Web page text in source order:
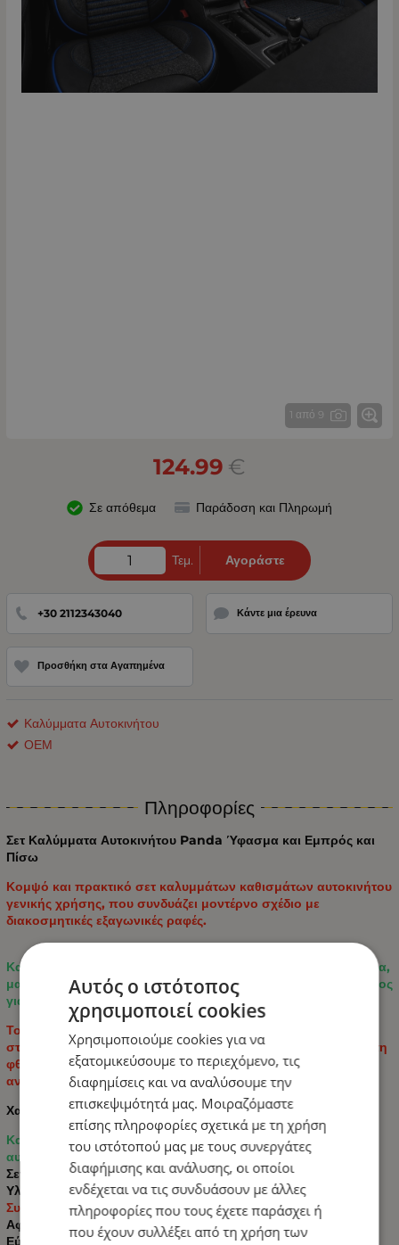
1 από 9
124.99 €
Σε απόθεμα Παράδοση και Πληρωμή
Τεμ. Αγοράστε
+30 2112343040 Κάντε μια έρευνα
Προσθήκη στα Αγαπημένα
Καλύμματα Αυτοκινήτου
ΟΕΜ
Πληροφορίες
Σετ Καλύμματα Αυτοκινήτου Panda Ύφασμα και Εμπρός και
Πίσω
Κομψό και πρακτικό σετ καλυμμάτων καθισμάτων αυτοκινήτου
γενικής χρήσης, που συνδυάζει μοντέρνο σχέδιο με
διακοσμητικές εξαγωνικές ραφές.
Κατασκευασμένο από συνδυασμό υψηλής ποιότητας Ύφασμα,
μαλακού υφάσματος και ανθεκτικού πολυεστερικού υφάσματος
για άνεση, ανθεκτικότητα και εύκολη συντήρηση.
Το σετ είναι κατάλληλο για τα περισσότερα αυτοκίνητα με
στάνταρ εσωτερικό και παρέχει προστασία από τη βρωμιά, τη
φθορά και την καθημερινή χρήση, ενώ παράλληλα
αναζωογονεί το εσωτερικό του αυτοκινήτου.
Χαρακτηριστικά:
Καθολικό μέγεθος - ταιριάζει στα περισσότερα μοντέλα
αυτοκινήτων
Σετ: 9 τεμάχια
Υλικά: οικολογικό δέρμα / υψηλής ποιότητας Ύφασμα
Συμβατό με σύστημα αερόσακων
Αφαιρούμενα καλύμματα προσκέφαλων
Εύκολη συναρμολόγηση και αποσυναρμολόγηση
Αυτός ο ιστότοπος
χρησιμοποιεί cookies
Χρησιμοποιούμε cookies για να
εξατομικεύσουμε το περιεχόμενο, τις
διαφημίσεις και να αναλύσουμε την
επισκεψιμότητά μας. Μοιραζόμαστε
επίσης πληροφορίες σχετικά με τη χρήση
του ιστότοπού μας με τους συνεργάτες
διαφήμισης και ανάλυσης, οι οποίοι
ενδέχεται να τις συνδυάσουν με άλλες
πληροφορίες που τους έχετε παράσχει ή
που έχουν συλλέξει από τη χρήση των